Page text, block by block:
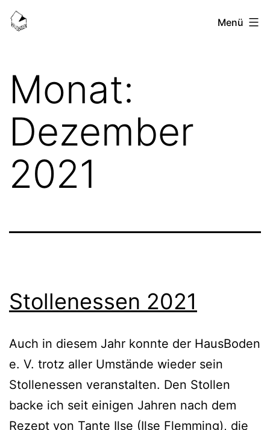
Zum
Inhalt
HausBoden-
Menü
Monat:
Dezember
2021
Stollenessen 2021
Auch in diesem Jahr konnte der HausBoden
e. V. trotz aller Umstände wieder sein
Stollenessen veranstalten. Den Stollen
backe ich seit einigen Jahren nach dem
Rezept von Tante Ilse (Ilse Flemming), die